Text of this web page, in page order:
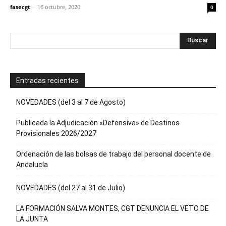
fasecgt - 16 octubre, 2020 0
Entradas recientes
NOVEDADES (del 3 al 7 de Agosto)
Publicada la Adjudicación «Defensiva» de Destinos
Provisionales 2026/2027
Ordenación de las bolsas de trabajo del personal docente de
Andalucía
NOVEDADES (del 27 al 31 de Julio)
LA FORMACIÓN SALVA MONTES, CGT DENUNCIA EL VETO DE
LA JUNTA